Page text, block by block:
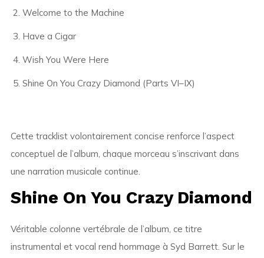
Welcome to the Machine
Have a Cigar
Wish You Were Here
Shine On You Crazy Diamond (Parts VI–IX)
Cette tracklist volontairement concise renforce l’aspect
conceptuel de l’album, chaque morceau s’inscrivant dans
une narration musicale continue.
Shine On You Crazy Diamond
Véritable colonne vertébrale de l’album, ce titre
instrumental et vocal rend hommage à Syd Barrett. Sur le